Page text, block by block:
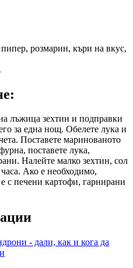
розмарин, къри на вкус,
лъжица зехтин и подправки
за една нощ. Обелете лука и
Поставете маринованото
поставете лука,
Налейте малко зехтин, сол
Ако е необходимо,
с печени картофи, гарнирани